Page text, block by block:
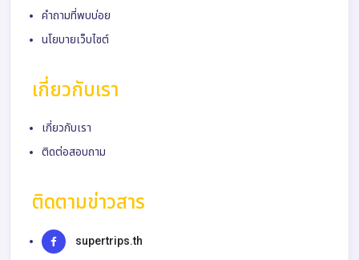
คำถามที่พบบ่อย
นโยบายเว็บไซต์
เกี่ยวกับเรา
เกี่ยวกับเรา
ติดต่อสอบถาม
ติดตามข่าวสาร
supertrips.th